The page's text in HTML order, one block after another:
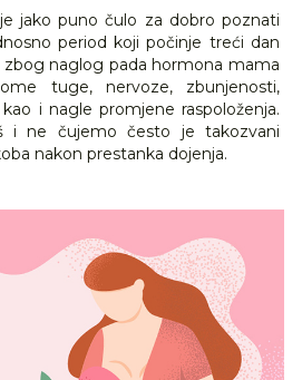
jako puno čulo za dobro poznati
period koji počinje treći dan
zbog naglog pada hormona mama
tuge, nervoze, zbunjenosti,
i nagle promjene raspoloženja.
i ne čujemo često je takozvani
nakon prestanka dojenja.